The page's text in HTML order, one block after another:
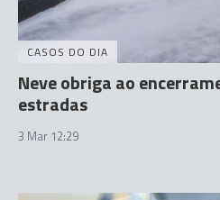
CASOS DO DIA
Neve obriga ao
estradas
3 Mar 12:29